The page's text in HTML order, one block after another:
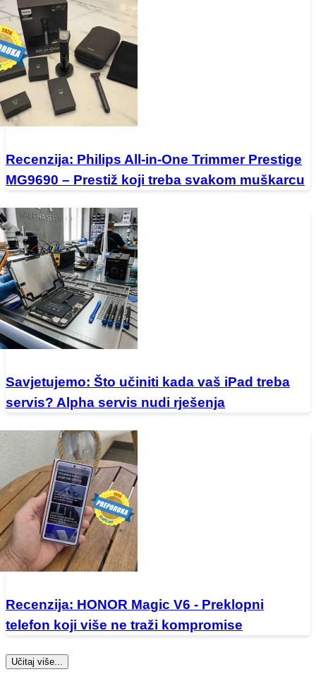
Recenzija: Philips All-in-One Trimmer Prestige
MG9690 – Prestiž koji treba svakom muškarcu
Savjetujemo: Što učiniti kada vaš iPad treba
servis? Alpha servis nudi rješenja
Recenzija: HONOR Magic V6 - Preklopni
telefon koji više ne traži kompromise
Učitaj više...